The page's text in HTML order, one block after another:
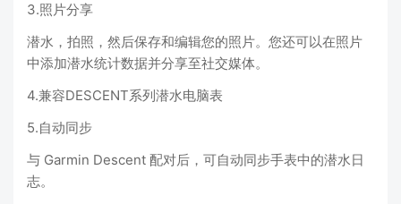
3.照片分享
潜水，拍照，然后保存和编辑您的照片。您还可以在照片
中添加潜水统计数据并分享至社交媒体。
4.兼容DESCENT系列潜水电脑表
5.自动同步
与 Garmin Descent 配对后，可自动同步手表中的潜水日
志。